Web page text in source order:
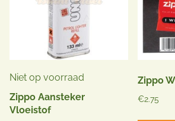
Niet op voorraad
Zippo Aansteker
Vloeistof
Zippo
€2.75